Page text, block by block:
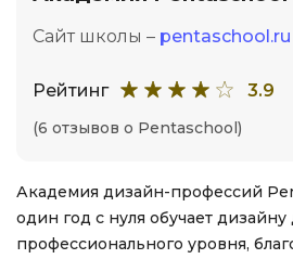
Сайт школы – pentaschool.ru
Рейтинг 3.9
(6 отзывов о Pentaschool)
Академия дизайн-профессий
один год с нуля обучает дизайну
профессионального уровня,